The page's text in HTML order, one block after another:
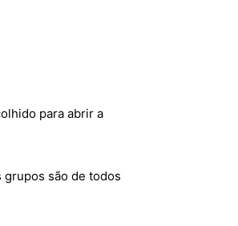
para abrir a
são de todos